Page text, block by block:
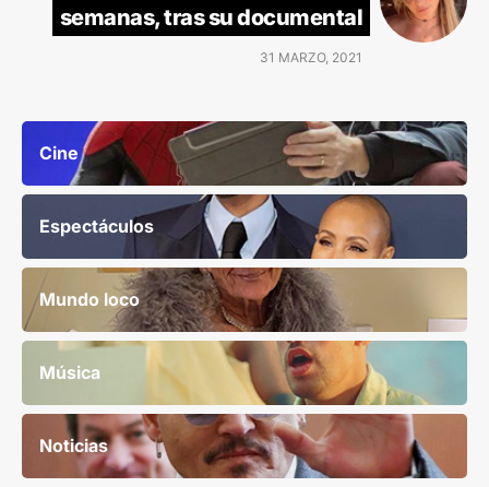
semanas, tras su documental
31 MARZO, 2021
Cine
Espectáculos
Mundo loco
Música
Noticias